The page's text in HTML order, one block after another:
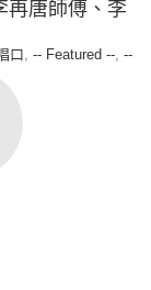
唐師傅、李
口, -- Featured --, --